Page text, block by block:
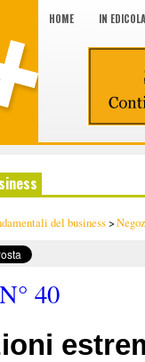
HOME IN EDICOLA
del business>
40